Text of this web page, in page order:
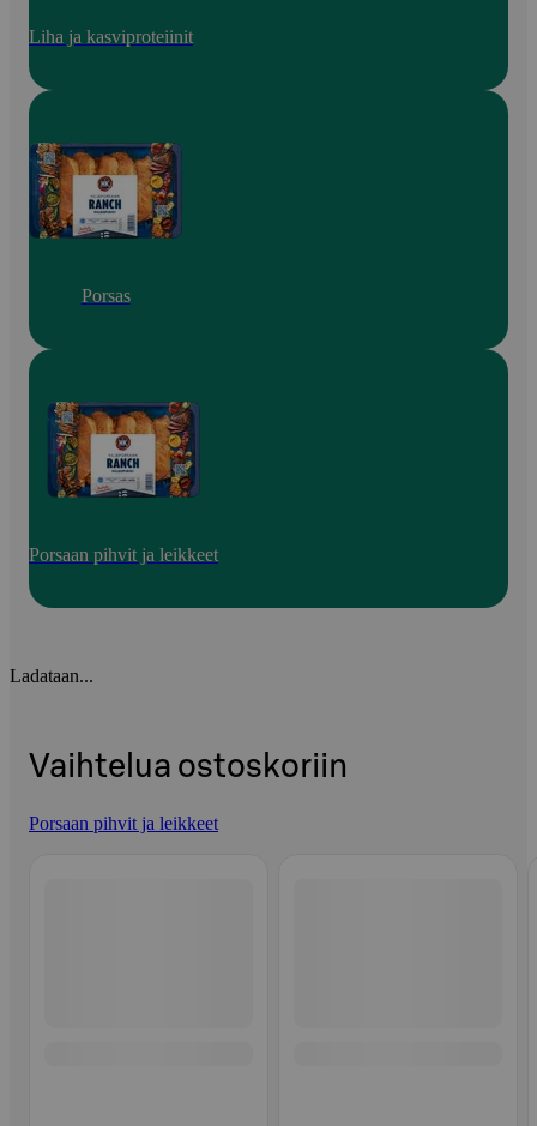
Liha ja kasviproteiinit
Porsas
Porsaan pihvit ja leikkeet
Ladataan...
Vaihtelua ostoskoriin
Porsaan pihvit ja leikkeet